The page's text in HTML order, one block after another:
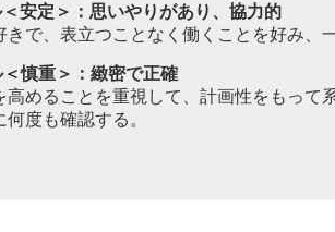
安定＞：思いやりがあり、協力的
きで、表立つことなく働くことを好み
慎重＞：緻密で正確
高めることを重視して、計画性をもって
何度も確認する。